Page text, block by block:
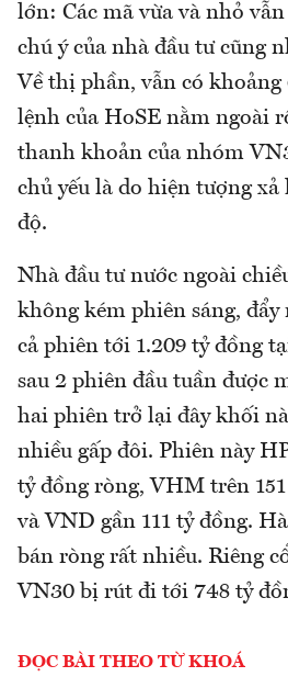
lớn: Các mã vừa và nhỏ
chú ý của nhà đầu tư cũng
Về thị phần, vẫn có
lệnh của HoSE nằm ngoài
thanh khoản của nhóm
chủ yếu là do hiện tượng xả
độ.
Nhà đầu tư nước ngoài
không kém phiên sáng,
cả phiên tới 1.209 tỷ đồng
sau 2 phiên đầu tuần được
hai phiên trở lại đây khối
nhiều gấp đôi. Phiên này
tỷ đồng ròng, VHM trên
và VND gần 111 tỷ đồng.
bán ròng rất nhiều. Riêng
VN30 bị rút đi tới 748 tỷ
ĐỌC BÀI THEO TỪ KHOÁ